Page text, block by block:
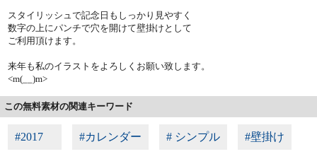
スタイリッシュで記念日もしっかり見やすく
数字の上にパンチで穴を開けて壁掛けとして
ご利用頂けます。
来年も私のイラストをよろしくお願い致します。
<m(__)m>
この無料素材の関連キーワード
#2017 #カレンダー # シンプル #壁掛け